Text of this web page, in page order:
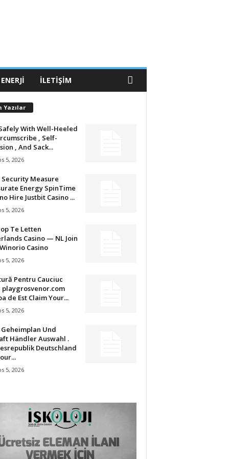
İLETIŞIM
Yazılar
With Well-Heeled
, Self-
, And Sack...
5, 2026
Security Measure
Energy SpinTime
Hire Justbit Casino ...
5, 2026
Te Letten
Casino — NL Join
Casino
5, 2026
Pentru Cauciuc
playgrosvenor.com
de Est Claim Your...
5, 2026
Und
Händler Auswahl .
Deutschland
5, 2026